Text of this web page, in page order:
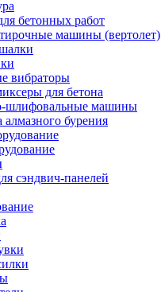
бетонных работ
машины (вертолет)
вибраторы
для бетона
шлифовальные машины
алмазного бурения
сэндвич-панелей